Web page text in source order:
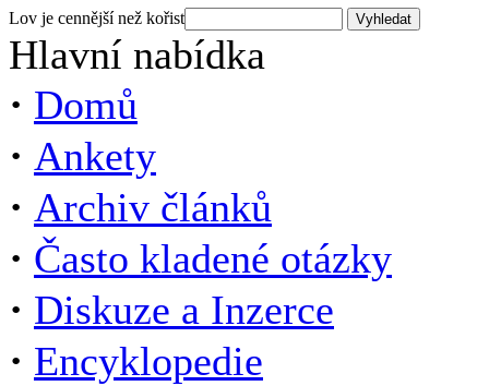
Lov je cennější než kořist
Hlavní nabídka
· Domů
· Ankety
· Archiv článků
· Často kladené otázky
· Diskuze a Inzerce
· Encyklopedie